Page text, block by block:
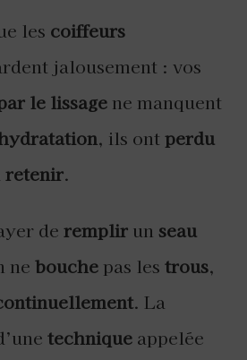
les coiffeurs
jalousement : vos
le lissage ne manquent
, ils ont perdu
retenir.
de remplir un seau
ne bouche pas les trous,
. La
technique appelée